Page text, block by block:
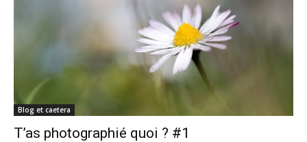
Blog et caetera
T’as photographié quoi ? #1